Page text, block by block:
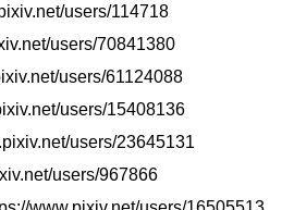
users/114718
users/70841380
users/61124088
users/15408136
users/23645131
users/967866